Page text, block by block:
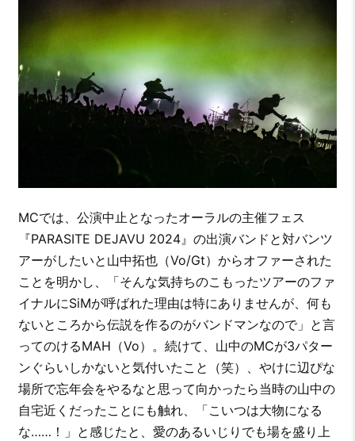
MCでは、公演中止となったオーラルの主催フェス
『PARASITE DEJAVU 2024』の出演バンドと対バンツ
アーがしたいと山中拓也（Vo/Gt）からオファーされた
ことを明かし、「そんな気持ちのこもったツアーのファ
イナルにSiMが呼ばれた理由は特にありませんが、何も
ないところから伝説を作るのがバンドマンなので」と言
ってのけるMAH（Vo）。続けて、山中のMCが3パター
ンぐらいしかないと気付いたこと（笑）、やけに辺ぴな
場所で忘年会をやるなと思って向かったら当時の山中の
自宅近くだったことにも触れ、「こいつは大物になる
な……！」と感じたと、愛のあるいじりでも場を盛り上